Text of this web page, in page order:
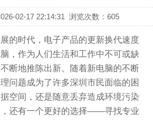
02-17 22:14:31 浏览次数：605
的时代，电子产品的更新换代速度
，作为人们生活和工作中不可或缺
断地推陈出新。随着新电脑的不断
问题成为了许多深圳市民面临的困
空间，还是随意丢弃造成环境污染
还有一个更好的选择——寻找专业